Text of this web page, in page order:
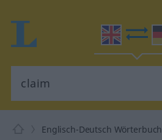
Englisch-Deutsch Wörterbuch